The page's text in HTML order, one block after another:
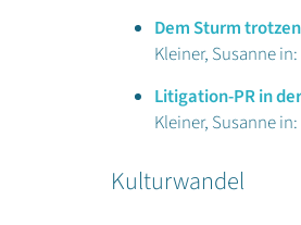
Dem Sturm trotzen
Kleiner, Susanne
Litigation-PR in
Kleiner, Susanne
Kulturwandel